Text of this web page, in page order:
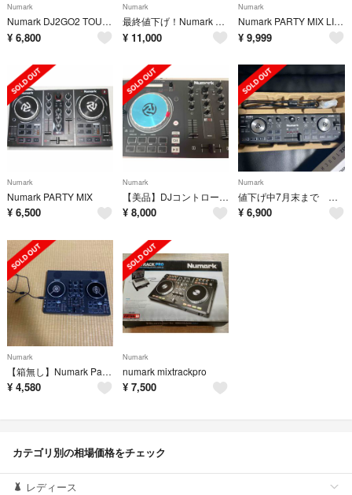
Numark
Numark DJ2GO2 TOUCH
¥ 6,800
Numark
最終値下げ！Numark pt01 純正品 7インチレコードお付けします！
¥ 11,000
Numark
Numark PARTY MIX LIVE
¥ 9,999
Numark
Numark PARTY MIX
¥ 6,500
Numark
【美品】DJコントローラー NUMARK Pro 3
¥ 8,000
Numark
値下げ中7月末まで Numark / DJ 2 GO2 TOUCH
¥ 6,900
Numark
【箱無し】Numark Party Mix Live
¥ 4,580
Numark
numark mixtrackpro
¥ 7,500
カテゴリ別の相場価格をチェック
レディース